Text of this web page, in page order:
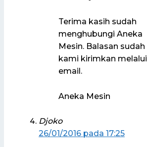
Terima kasih sudah
menghubungi Aneka
Mesin. Balasan sudah
kami kirimkan melalui
email.
Aneka Mesin
Djoko
26/01/2016 pada 17:25